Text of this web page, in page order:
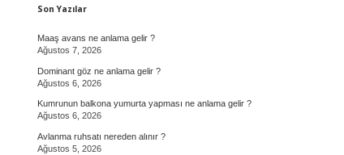
Sidebar
Son Yazılar
Maaş avans ne anlama gelir ?
Ağustos 7, 2026
Dominant göz ne anlama gelir ?
Ağustos 6, 2026
Kumrunun balkona yumurta yapması ne anlama gelir ?
Ağustos 6, 2026
Avlanma ruhsatı nereden alınır ?
Ağustos 5, 2026